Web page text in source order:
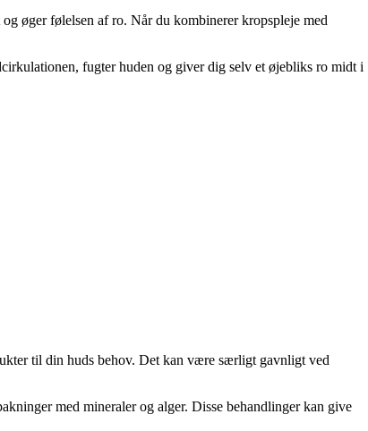
øger følelsen af ro. Når du kombinerer kropspleje med
fugter huden og giver dig selv et øjebliks ro midt i
til din huds behov. Det kan være særligt gavnligt ved
med mineraler og alger. Disse behandlinger kan give